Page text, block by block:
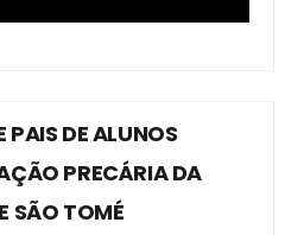
PAIS DE ALUNOS
PRECÁRIA DA
SÃO TOMÉ